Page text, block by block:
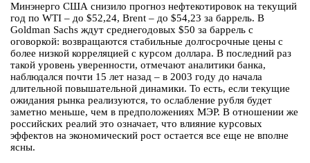
Минэнерго США снизило прогноз нефтекотировок на текущий
год по WTI – до $52,24, Brent – до $54,23 за баррель. В
Goldman Sachs ждут среднегодовых $50 за баррель с
оговоркой: возвращаются стабильные долгосрочные цены с
более низкой корреляцией с курсом доллара. В последний раз
такой уровень уверенности, отмечают аналитики банка,
наблюдался почти 15 лет назад – в 2003 году до начала
длительной повышательной динамики. То есть, если текущие
ожидания рынка реализуются, то ослабление рубля будет
заметно меньше, чем в предположениях МЭР. В отношении же
российских реалий это означает, что влияние курсовых
эффектов на экономический рост остается все еще не вполне
ясны.